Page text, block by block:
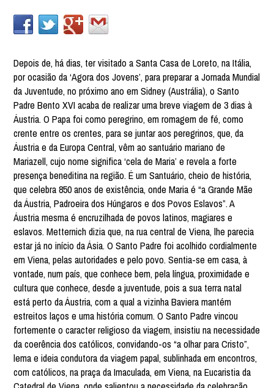
Depois de, há dias, ter visitado a Santa Casa de Loreto, na Itália,
por ocasião da ‘Agora dos Jovens’, para preparar a Jornada Mundial
da Juventude, no próximo ano em Sidney (Austrália), o Santo
Padre Bento XVI acaba de realizar uma breve viagem de 3 dias à
Áustria. O Papa foi como peregrino, em romagem de fé, como
crente entre os crentes, para se juntar aos peregrinos, que, da
Áustria e da Europa Central, vêm ao santuário mariano de
Mariazell, cujo nome significa ‘cela de Maria’ e revela a forte
presença beneditina na região. É um Santuário, cheio de história,
que celebra 850 anos de existência, onde Maria é “a Grande Mãe
da Áustria, Padroeira dos Húngaros e dos Povos Eslavos”. A
Áustria mesma é encruzilhada de povos latinos, magiares e
eslavos. Metternich dizia que, na rua central de Viena, lhe parecia
estar já no início da Ásia. O Santo Padre foi acolhido cordialmente
em Viena, pelas autoridades e pelo povo. Sentia-se em casa, à
vontade, num país, que conhece bem, pela língua, proximidade e
cultura que conhece, desde a juventude, pois a sua terra natal
está perto da Áustria, com a qual a vizinha Baviera mantém
estreitos laços e uma história comum. O Santo Padre vincou
fortemente o caracter religioso da viagem, insistiu na necessidade
da coerência dos católicos, convidando-os “a olhar para Cristo”,
lema e ideia condutora da viagem papal, sublinhada em encontros,
com católicos, na praça da Imaculada, em Viena, na Eucaristia da